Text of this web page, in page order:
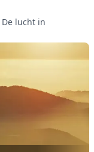
De lucht in